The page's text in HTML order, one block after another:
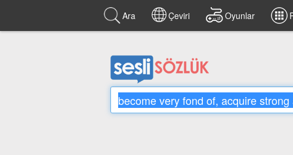
Ara Çeviri Oyunlar